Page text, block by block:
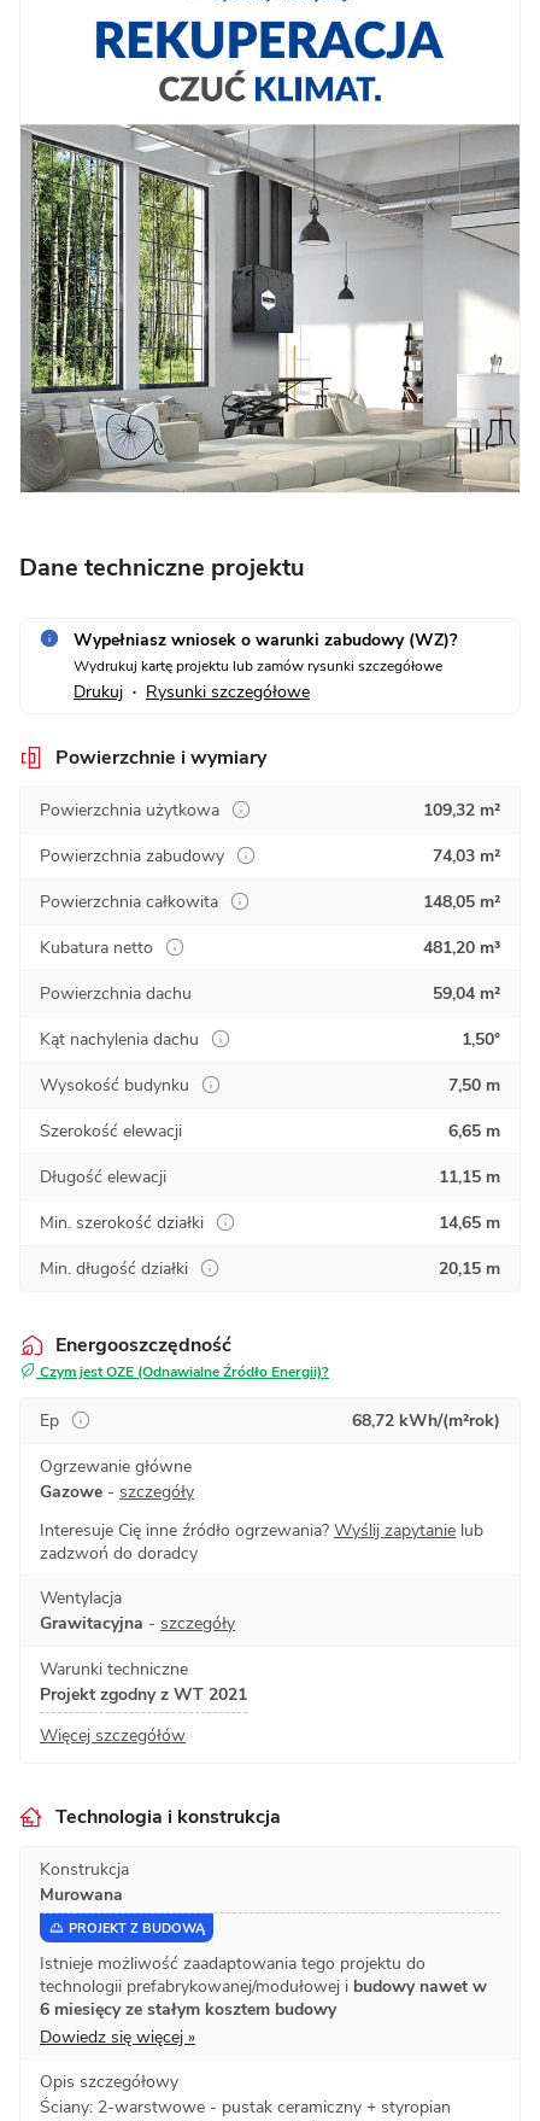
Dane techniczne projektu
Wypełniasz wniosek o warunki zabudowy (WZ)?
Wydrukuj kartę projektu lub zamów rysunki szczegółowe
Drukuj • Rysunki szczegółowe
Powierzchnie i wymiary
Powierzchnia użytkowa
109,32 m²
Powierzchnia zabudowy
74,03 m²
Powierzchnia całkowita
148,05 m²
Kubatura netto
481,20 m³
Powierzchnia dachu
59,04 m²
Kąt nachylenia dachu
1,50°
Wysokość budynku
7,50 m
Szerokość elewacji
6,65 m
Długość elewacji
11,15 m
Min. szerokość działki
14,65 m
Min. długość działki
20,15 m
Energooszczędność
Czym jest OZE (Odnawialne Źródło Energii)?
Ep
68,72 kWh/(m²rok)
Ogrzewanie główne
Gazowe - szczegóły
Interesuje Cię inne źródło ogrzewania? Wyślij zapytanie lub
zadzwoń do doradcy
Wentylacja
Grawitacyjna - szczegóły
Warunki techniczne
Projekt zgodny z WT 2021
Więcej szczegółów
Technologia i konstrukcja
Konstrukcja
Murowana
PROJEKT Z BUDOWĄ
Istnieje możliwość zaadaptowania tego projektu do
technologii prefabrykowanej/modułowej i budowy nawet w
6 miesięcy ze stałym kosztem budowy
Dowiedz się więcej »
Opis szczegółowy
Ściany: 2-warstwowe - pustak ceramiczny + styropian